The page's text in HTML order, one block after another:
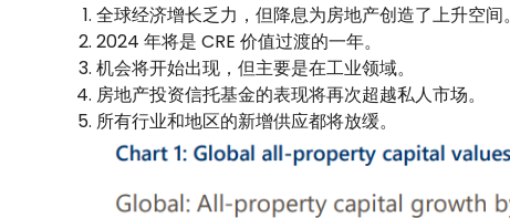
全球经济增长乏力，但降息为房地产创造了上升空间。
2024 年将是 CRE 价值过渡的一年。
机会将开始出现，但主要是在工业领域。
房地产投资信托基金的表现将再次超越私人市场。
所有行业和地区的新增供应都将放缓。